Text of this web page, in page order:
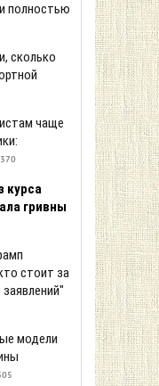
полностью
сколько
чаще
370
курса
гривны
стоит за
модели